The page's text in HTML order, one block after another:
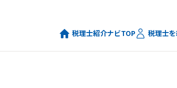
税理士紹介ナビTOP 税理士